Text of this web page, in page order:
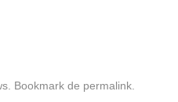
. Bookmark de permalink